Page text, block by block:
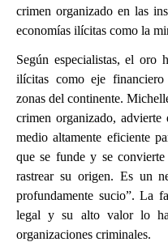
crimen organizado en las
economías ilícitas como la
Según especialistas, el oro
ilícitas como eje
zonas del continente.
crimen organizado,
medio altamente eficiente
que se funde y se
rastrear su origen. Es un
profundamente sucio”. La
legal y su alto valor lo
organizaciones criminales.